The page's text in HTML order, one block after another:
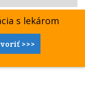
s lekárom
>>>